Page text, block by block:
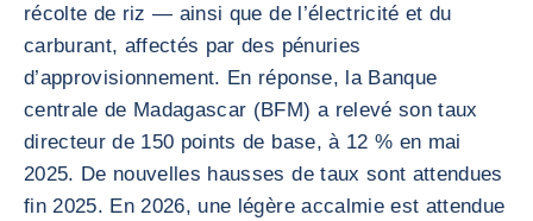
récolte de riz — ainsi que de l’électricité et du
carburant, affectés par des pénuries
d’approvisionnement. En réponse, la Banque
centrale de Madagascar (BFM) a relevé son taux
directeur de 150 points de base, à 12 % en mai
2025. De nouvelles hausses de taux sont attendues
fin 2025. En 2026, une légère accalmie est attendue